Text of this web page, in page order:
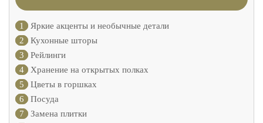
1
Яркие акценты и необычные детали
2
Кухонные шторы
3
Рейлинги
4
Хранение на открытых полках
5
Цветы в горшках
6
Посуда
7
Замена плитки